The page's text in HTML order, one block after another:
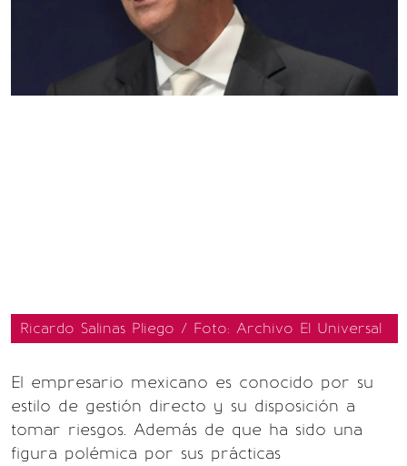
Ricardo Salinas Pliego / Foto: Archivo El Universal
El empresario mexicano es conocido por su
estilo de gestión directo y su disposición a
tomar riesgos. Además de que ha sido una
figura polémica por sus prácticas